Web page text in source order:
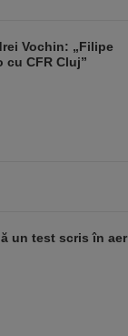
Vochin: „Filipe
cu CFR Cluj”
un test scris în aer